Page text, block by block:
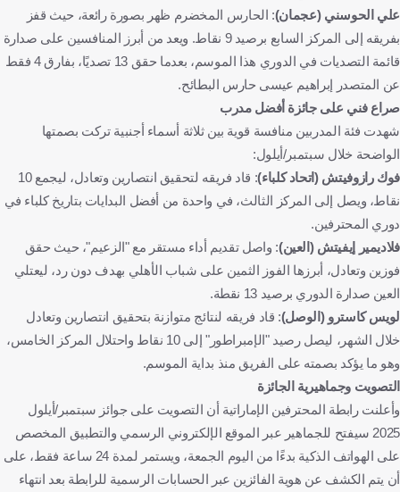
علي الحوسني (عجمان): الحارس المخضرم ظهر بصورة رائعة، حيث قفز
بفريقه إلى المركز السابع برصيد 9 نقاط. ويعد من أبرز المنافسين على صدارة
قائمة التصديات في الدوري هذا الموسم، بعدما حقق 13 تصديًا، بفارق 4 فقط
عن المتصدر إبراهيم عيسى حارس البطائح.
صراع فني على جائزة أفضل مدرب
شهدت فئة المدربين منافسة قوية بين ثلاثة أسماء أجنبية تركت بصمتها
الواضحة خلال سبتمبر/أيلول:
فوك رازوفيتش (اتحاد كلباء)
: قاد فريقه لتحقيق انتصارين وتعادل، ليجمع 10
نقاط، ويصل إلى المركز الثالث، في واحدة من أفضل البدايات بتاريخ كلباء في
دوري المحترفين.
فلاديمير إيفيتش (العين): واصل تقديم أداء مستقر مع "الزعيم"، حيث حقق
فوزين وتعادل، أبرزها الفوز الثمين على شباب الأهلي بهدف دون رد، ليعتلي
العين صدارة الدوري برصيد 13 نقطة.
لويس كاسترو (الوصل): قاد فريقه لنتائج متوازنة بتحقيق انتصارين وتعادل
خلال الشهر، ليصل رصيد "الإمبراطور" إلى 10 نقاط واحتلال المركز الخامس،
وهو ما يؤكد بصمته على الفريق منذ بداية الموسم.
التصويت وجماهيرية الجائزة
وأعلنت رابطة المحترفين الإماراتية أن التصويت على جوائز سبتمبر/أيلول
2025 سيفتح للجماهير عبر الموقع الإلكتروني الرسمي والتطبيق المخصص
على الهواتف الذكية بدءًا من اليوم الجمعة، ويستمر لمدة 24 ساعة فقط، على
أن يتم الكشف عن هوية الفائزين عبر الحسابات الرسمية للرابطة بعد انتهاء